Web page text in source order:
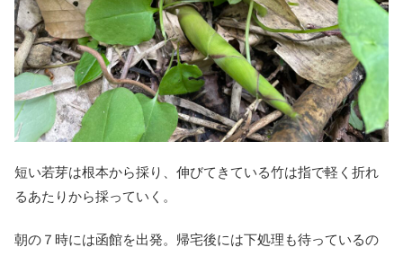
短い若芽は根本から採り、伸びてきている竹は指で軽く折れ
るあたりから採っていく。
朝の７時には函館を出発。帰宅後には下処理も待っているの